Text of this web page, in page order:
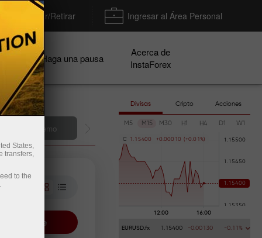
Depositar/Retirar Ingresar al Área Personal
Haga una pausa
Acerca de
InstaForex
una cuenta demo
View more
Divisas Cripto Acciones
M5 M15 M30 H1 H4 D1 W1
C 1 . 1 5400 +0 .000 1 0 (+0 .0 1 %
EURUSD.fx 1.15400 -0.00130 -0.11%
States,
transfers,
to the